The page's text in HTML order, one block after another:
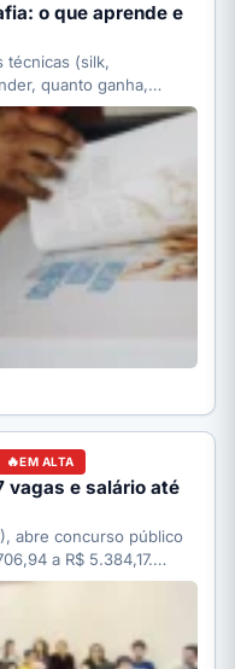
o que aprende e
técnicas (silk,
quanto ganha,
EM ALTA
vagas e salário até
abre concurso público
a R$ 5.384,17.…